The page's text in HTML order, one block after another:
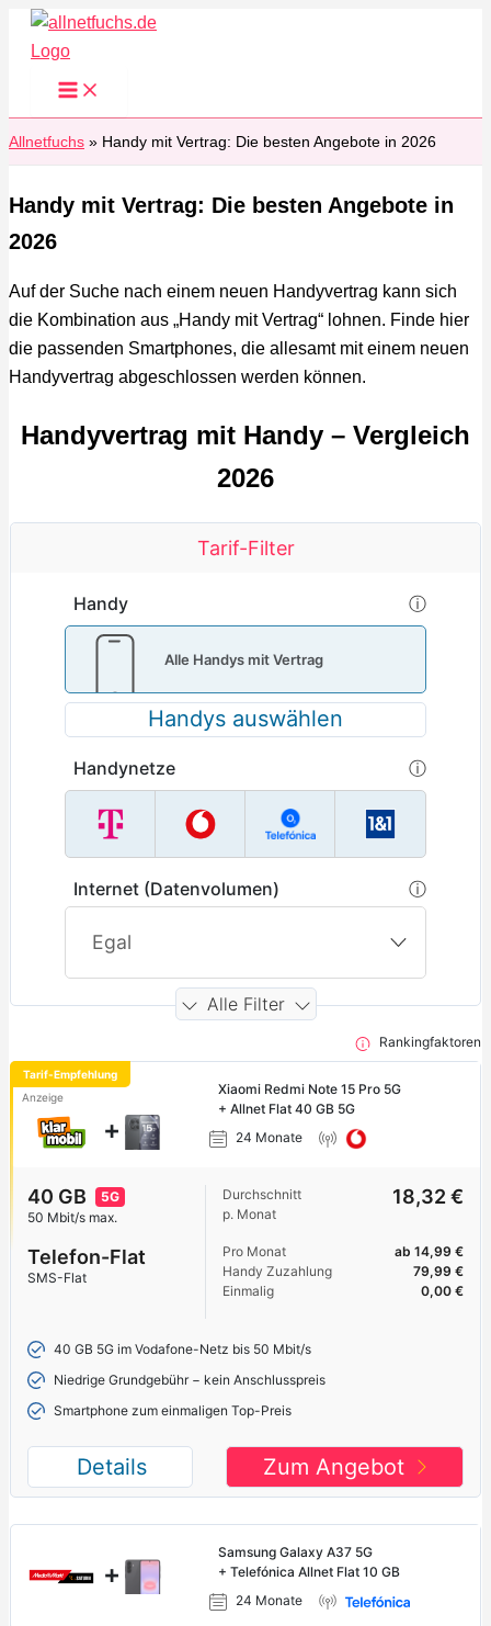
Zum
Inhalt
springen
Allnetfuchs » Handy mit Vertrag: Die besten Angebote in 2026
Handy mit Vertrag: Die besten Angebote in
2026
Auf der Suche nach einem neuen Handyvertrag kann sich
die Kombination aus „Handy mit Vertrag“ lohnen. Finde hier
die passenden Smartphones, die allesamt mit einem neuen
Handyvertrag abgeschlossen werden können.
Handyvertrag mit Handy – Vergleich
2026